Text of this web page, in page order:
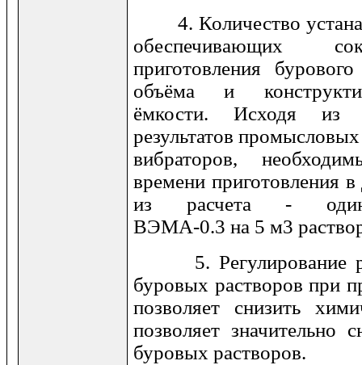
4. Количество
обеспечивающих
приготовления
объёма и
ёмкости. Исходя из
результатов
вибраторов,
времени приготовления в
из расчета -
ВЭМА-0.3 на 5 м3
5. Регулирование
буровых растворов
позволяет снизить
позволяет значительно
буровых растворов.